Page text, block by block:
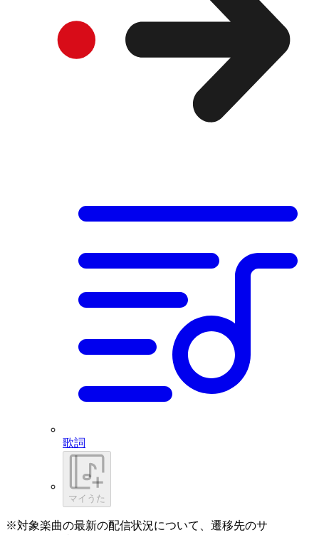
歌詞
マイうた
※対象楽曲の最新の配信状況について、遷移先のサ